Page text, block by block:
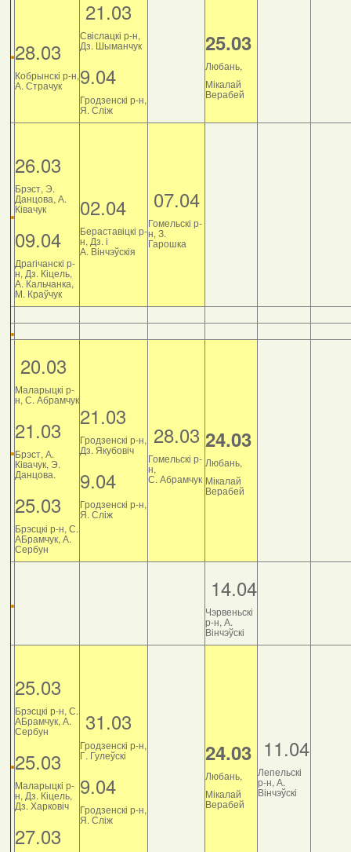
28.03
Кобрынскі р-н,
А. Страчук
21.03
Свіслацкі р-н,
Дз. Шыманчук
9.04
Гродзенскі р-н,
Я. Сліж
25.03
Любань,
Мікалай
Верабей
26.03
Брэст, Э.
Данцова, А.
Ківачук
09.04
Драгічанскі р-
н, Дз. Кіцель,
А. Кальчанка,
М. Краўчук
02.04
Бераставіцкі р-
н, Дз. і
А. Вінчэўскія
07.04
Гомельскі р-
н, З.
Гарошка
20.03
Маларыцкі р-
н, С. Абрамчук
21.03
Брэст, А.
Ківачук, Э.
Данцова.
25.03
Брэсцкі р-н, С.
АБрамчук, А.
Сербун
21.03
Гродзенскі р-н,
Дз. Якубовіч
9.04
Гродзенскі р-н,
Я. Сліж
28.03
Гомельскі р-
н,
С. Абрамчук
24.03
Любань,
Мікалай
Верабей
14.04
Чэрвеньскі
р-н, А.
Вінчэўскі
25.03
Брэсцкі р-н, С.
АБрамчук, А.
Сербун
25.03
Маларыцкі р-
н, Дз. Кіцель,
Дз. Харковіч
27.03
31.03
Гродзенскі р-н,
Г. Гулеўскі
9.04
Гродзенскі р-н,
Я. Сліж
24.03
Любань,
Мікалай
Верабей
11.04
Лепельскі
р-н, А.
Вінчэўскі